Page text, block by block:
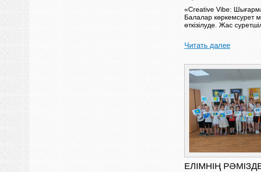
«Creative Vibe:
Балалар көркемсурет
өткізілуде. Жас
Читать далее
ЕЛІМНІҢ